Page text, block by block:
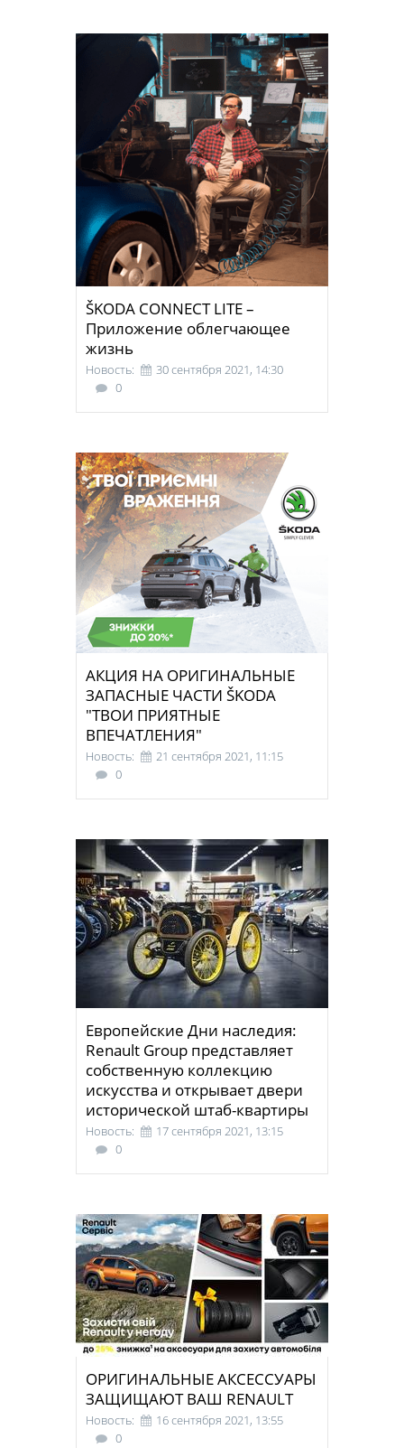
ŠKODA CONNECT LITE –
Приложение облегчающее
жизнь
Новость:
30 сентября 2021, 14:30
0
АКЦИЯ НА ОРИГИНАЛЬНЫЕ
ЗАПАСНЫЕ ЧАСТИ ŠKODA
"ТВОИ ПРИЯТНЫЕ
ВПЕЧАТЛЕНИЯ"
Новость:
21 сентября 2021, 11:15
0
Европейские Дни наследия:
Renault Group представляет
собственную коллекцию
искусства и открывает двери
исторической штаб-квартиры
Новость:
17 сентября 2021, 13:15
0
ОРИГИНАЛЬНЫЕ АКСЕССУАРЫ
ЗАЩИЩАЮТ ВАШ RENAULT
Новость:
16 сентября 2021, 13:55
0